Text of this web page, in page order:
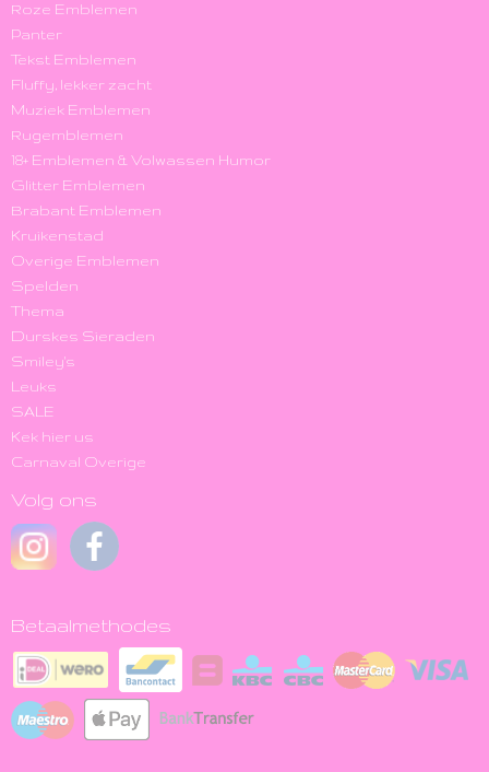
Roze Emblemen
Panter
Tekst Emblemen
Fluffy, lekker zacht
Muziek Emblemen
Rugemblemen
18+ Emblemen & Volwassen Humor
Glitter Emblemen
Brabant Emblemen
Kruikenstad
Overige Emblemen
Spelden
Thema
Durskes Sieraden
Smiley's
Leuks
SALE
Kek hier us
Carnaval Overige
Volg ons
Betaalmethodes